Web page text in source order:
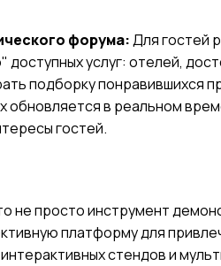
форума:Для гостей
услуг: отелей,
подборку понравившихся
обновляется в реальном
гостей.
не просто инструмент
платформу для
стендов и